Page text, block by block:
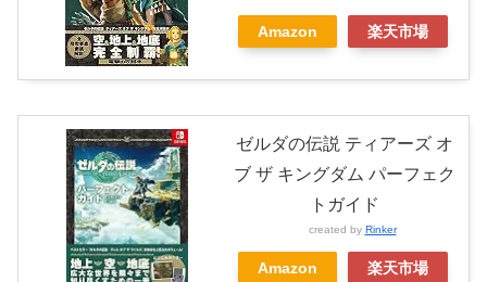
Amazon 楽天市場
ゼルダの伝説 ティアーズ オ
ブ ザ キングダム パーフェク
トガイド
created by Rinker
Amazon 楽天市場